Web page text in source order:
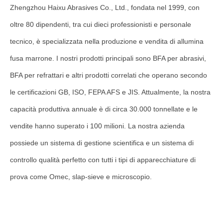
Zhengzhou Haixu Abrasives Co., Ltd., fondata nel 1999, con
oltre 80 dipendenti, tra cui dieci professionisti e personale
tecnico, è specializzata nella produzione e vendita di allumina
fusa marrone. I nostri prodotti principali sono BFA per abrasivi,
BFA per refrattari e altri prodotti correlati che operano secondo
le certificazioni GB, ISO, FEPA AFS e JIS. Attualmente, la nostra
capacità produttiva annuale è di circa 30.000 tonnellate e le
vendite hanno superato i 100 milioni. La nostra azienda
possiede un sistema di gestione scientifica e un sistema di
controllo qualità perfetto con tutti i tipi di apparecchiature di
prova come Omec, slap-sieve e microscopio.